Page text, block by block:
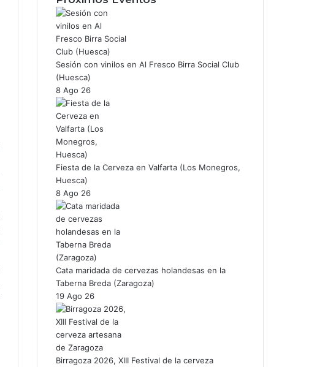
Sesión con vinilos en Al Fresco Birra Social Club
(Huesca)
8 Ago 26
Fiesta de la Cerveza en Valfarta (Los Monegros,
Huesca)
8 Ago 26
Cata maridada de cervezas holandesas en la
Taberna Breda (Zaragoza)
19 Ago 26
Birragoza 2026, XIII Festival de la cerveza